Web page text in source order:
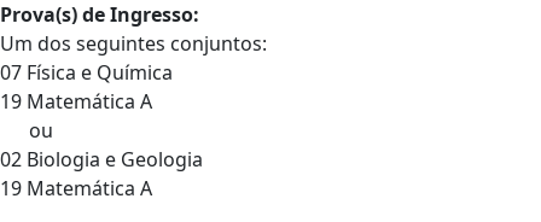
Prova(s) de Ingresso:
Um dos seguintes conjuntos:
07 Física e Química
19 Matemática A
ou
02 Biologia e Geologia
19 Matemática A